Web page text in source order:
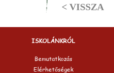
< VISSZA
ISKOLÁNKRÓL
Bemutatkozás
Elérhetőségek